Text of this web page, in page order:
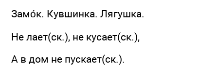
Замо́к. Кувшинка. Лягушка.
Не лает(ск.), не кусает(ск.),
А в дом не пускает(ск.).